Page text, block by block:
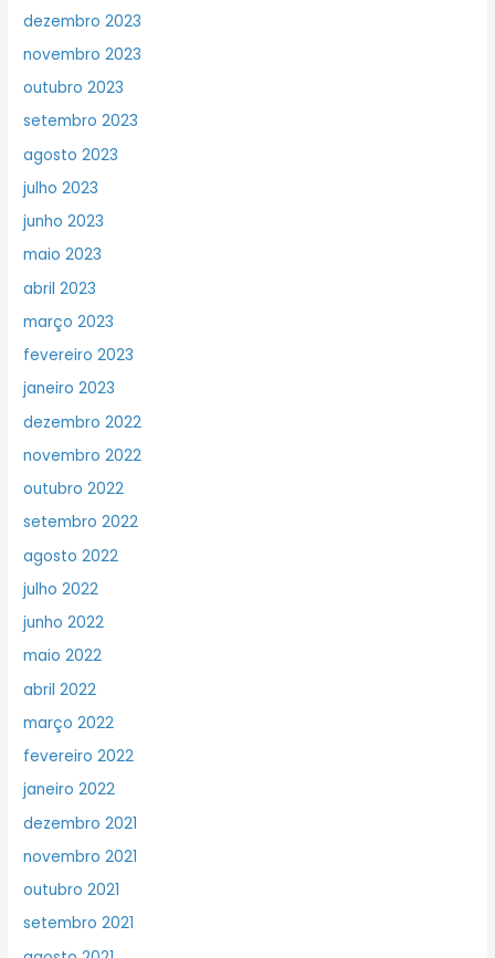
dezembro 2023
novembro 2023
outubro 2023
setembro 2023
agosto 2023
julho 2023
junho 2023
maio 2023
abril 2023
março 2023
fevereiro 2023
janeiro 2023
dezembro 2022
novembro 2022
outubro 2022
setembro 2022
agosto 2022
julho 2022
junho 2022
maio 2022
abril 2022
março 2022
fevereiro 2022
janeiro 2022
dezembro 2021
novembro 2021
outubro 2021
setembro 2021